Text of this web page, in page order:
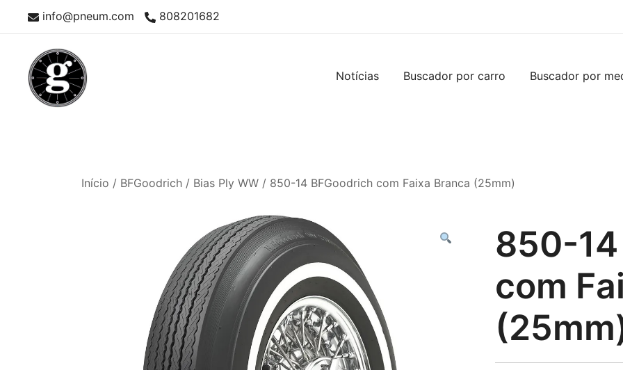
info@pneum.com 808201682
Notícias Buscador por carro Buscador por
Início / BFGoodrich / Bias Ply WW / 850-14 BFGoodrich com Faixa Branca (25mm)
850-
com